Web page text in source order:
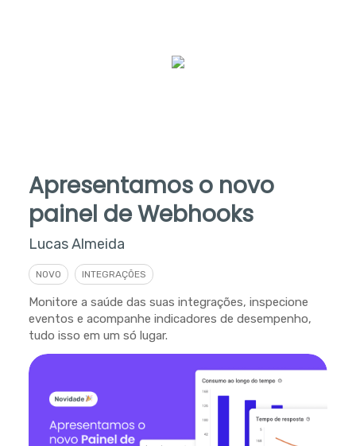
Apresentamos o novo
painel de Webhooks
Lucas Almeida
NOVO INTEGRAÇÕES
Monitore a saúde das suas integrações, inspecione
eventos e acompanhe indicadores de desempenho,
tudo isso em um só lugar.